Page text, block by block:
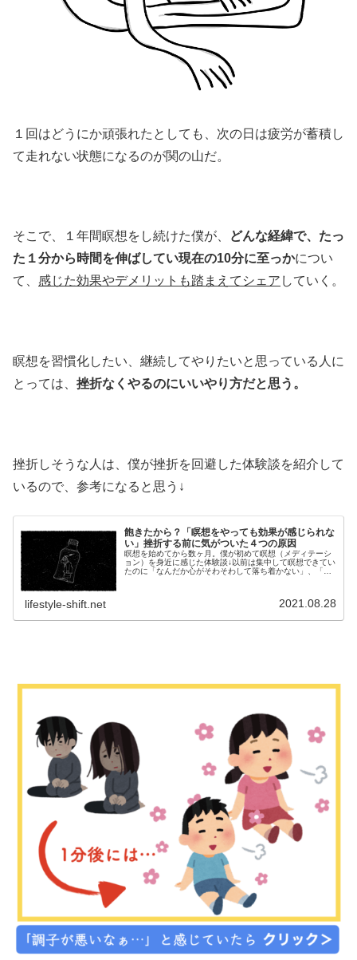
１回はどうにか頑張れたとしても、次の日は疲労が蓄積し
て走れない状態になるのが関の山だ。
そこで、１年間瞑想をし続けた僕が、
どんな経緯で、たっ
た１分から時間を伸ばしてい現在の10分に至っかについ
て、 感じた効果やデメリットも踏まえてシェア していく。
瞑想を習慣化したい、継続してやりたいと思っている人に
とっては、 挫折なくやるのにいいやり方だと思う。
挫折しそうな人は、僕が挫折を回避した体験談を紹介して
いるので、参考になると思う↓
飽きたから？「瞑想をやっても効果が感じられな
い」挫折する前に気がついた４つの原因
瞑想を始めてから数ヶ月。僕が初めて瞑想（メディテーシ
ョン）を身近に感じた体験談↓以前は集中して瞑想できてい
たのに「なんだか心がそわそわして落ち着かない」、「瞑
lifestyle-shift.net 2021.08.28